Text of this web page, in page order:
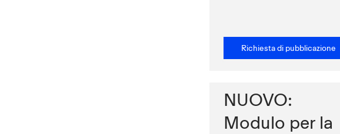
Richiesta di pubblicazione
NUOVO:
Modulo per la